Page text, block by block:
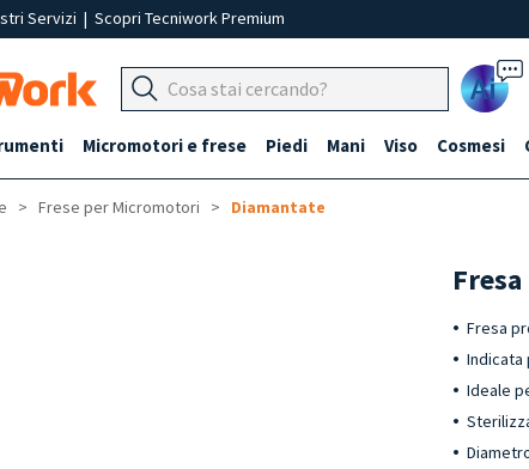
Servizi | Scopri Tecniwork Premium
Ai
Micromotori e frese Piedi Mani Viso Cosmesi
Frese per Micromotori Diamantate
Fresa
Ideale